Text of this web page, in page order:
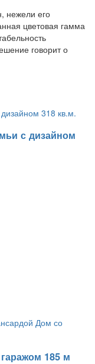
нежели его
цветовая гамма
говорит о
с дизайном
185 м